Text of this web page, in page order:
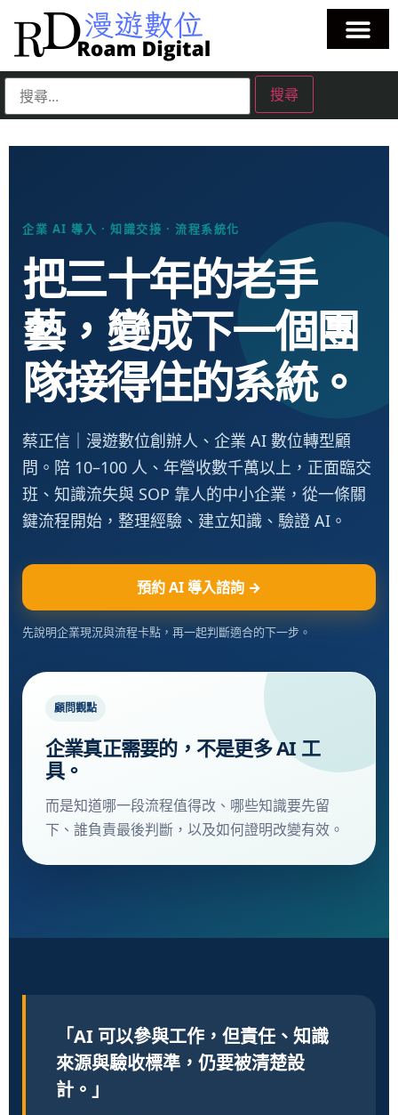
企業 AI 導入 · 知識交接 · 流程系統化
把三十年的老手
藝，變成下一個團
隊接得住的系統。
蔡正信｜漫遊數位創辦人、企業 AI 數位轉型顧
問。陪 10–100 人、年營收數千萬以上，正面臨交
班、知識流失與 SOP 靠人的中小企業，從一條關
鍵流程開始，整理經驗、建立知識、驗證 AI。
預約 AI 導入諮詢 →
先說明企業現況與流程卡點，再一起判斷適合的下一步。
顧問觀點
企業真正需要的，不是更多 AI 工
具。
而是知道哪一段流程值得改、哪些知識要先留
下、誰負責最後判斷，以及如何證明改變有效。
「AI 可以參與工作，但責任、知識
來源與驗收標準，仍要被清楚設
計。」